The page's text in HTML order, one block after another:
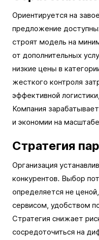
Ориентируется на
предложение
строят модель на
от дополнительных
низкие цены в
жесткого контроля
эффективной
Компания
и экономии на
Стратегия
Организация
конкурентов. Выбор
определяется не
сервисом, удобством
Стратегия снижает
сосредоточиться на